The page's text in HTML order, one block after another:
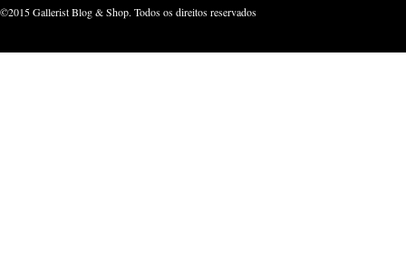
©2015 Gallerist Blog & Shop. Todos os direitos reservados